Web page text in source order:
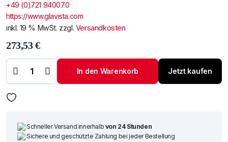
+49 (0)721 940070
https://www.glavista.com
inkl. 19 % MwSt. zzgl. Versandkosten
273,53€
Frontscheibe Range
Rover 05-
Menge
In den Warenkorb Jetzt kaufen
Schneller Versand innerhalb von 24 Stunden
Sichere und geschützte Zahlung bei jeder Bestellung